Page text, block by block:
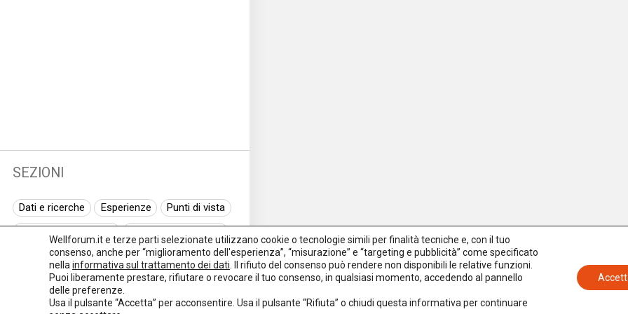
SEZIONI
Dati e ricerche Esperienze
Punti di vista
Normativa europea
Rassegna normativa
I seminari di Welforum
Eventi
Spazio ai promotori
Wellforum.it e terze parti selezionate utilizzano cookie o tecnologie simili per finalità tecniche e, con il tuo
consenso, anche per “miglioramento dell'esperienza”, “misurazione” e “targeting e pubblicità” come specificato
nella informativa sul trattamento dei dati . Il rifiuto del consenso può rendere non disponibili le relative funzioni.
Puoi liberamente prestare, rifiutare o revocare il tuo consenso, in qualsiasi momento, accedendo al pannello
delle preferenze.
Usa il pulsante “Accetta” per acconsentire. Usa il pulsante “Rifiuta” o chiudi questa informativa per continuare